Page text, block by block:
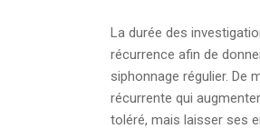
La durée des
récurrence afin de
siphonnage régulier. De
récurrente qui
toléré, mais laisser ses